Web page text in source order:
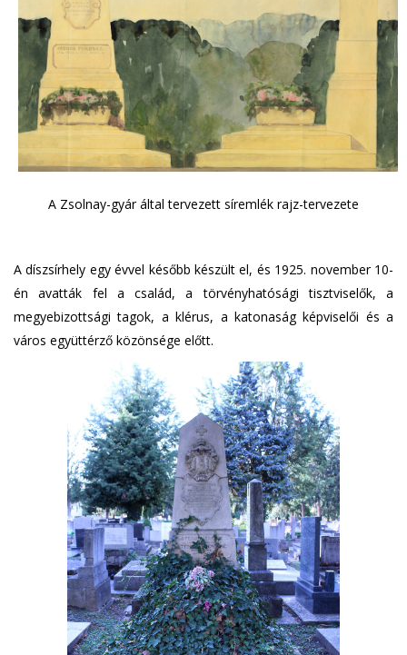
A Zsolnay-gyár által tervezett síremlék rajz-tervezete
A díszsírhely egy évvel később készült el, és 1925. november 10-
én avatták fel a család, a törvényhatósági tisztviselők, a
megyebizottsági tagok, a klérus, a katonaság képviselői és a
város együttérző közönsége előtt.